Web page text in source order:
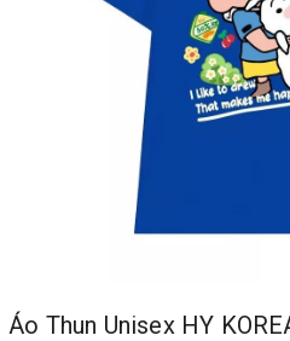
Áo Thun Unisex HY